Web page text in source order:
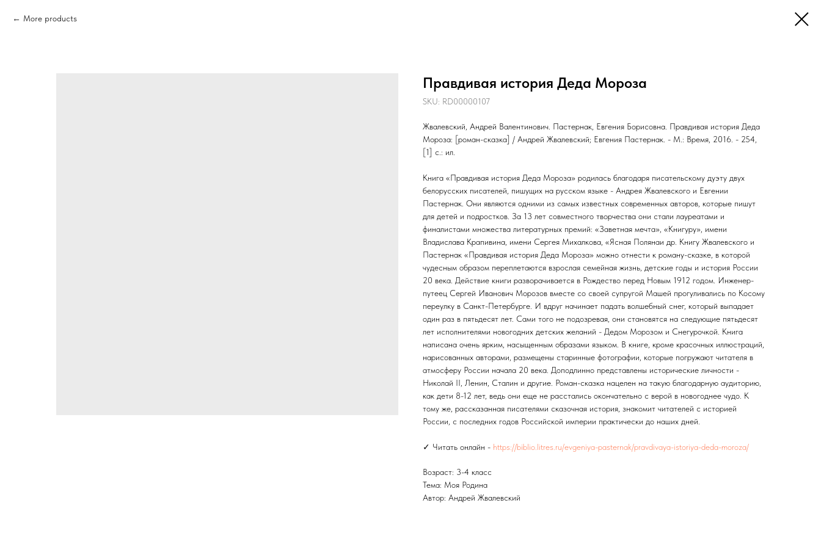
More products
Правдивая история Деда Мороза
SKU: RD00000107
Жвалевский, Андрей Валентинович. Пастернак, Евгения Борисовна. Правдивая история Деда
Мороза: [роман-сказка] / Андрей Жвалевский; Евгения Пастернак. - М.: Время, 2016. - 254,
[1] с.: ил.
Книга «Правдивая история Деда Мороза» родилась благодаря писательскому дуэту двух
белорусских писателей, пишущих на русском языке - Андрея Жвалевского и Евгении
Пастернак. Они являются одними из самых известных современных авторов, которые пишут
для детей и подростков. За 13 лет совместного творчества они стали лауреатами и
финалистами множества литературных премий: «Заветная мечта», «Книгуру», имени
Владислава Крапивина, имени Сергея Михалкова, «Ясная Полянаи др. Книгу Жвалевского и
Пастернак «Правдивая история Деда Мороза» можно отнести к роману-сказке, в которой
чудесным образом переплетаются взрослая семейная жизнь, детские годы и история России
20 века. Действие книги разворачивается в Рождество перед Новым 1912 годом. Инженер-
путеец Сергей Иванович Морозов вместе со своей супругой Машей прогуливались по Косому
переулку в Санкт-Петербурге. И вдруг начинает падать волшебный снег, который выпадает
один раз в пятьдесят лет. Сами того не подозревая, они становятся на следующие пятьдесят
лет исполнителями новогодних детских желаний - Дедом Морозом и Снегурочкой. Книга
написана очень ярким, насыщенным образами языком. В книге, кроме красочных иллюстраций,
нарисованных авторами, размещены старинные фотографии, которые погружают читателя в
атмосферу России начала 20 века. Доподлинно представлены исторические личности -
Николай II, Ленин, Сталин и другие. Роман-сказка нацелен на такую благодарную аудиторию,
как дети 8-12 лет, ведь они еще не расстались окончательно с верой в новогоднее чудо. К
тому же, рассказанная писателями сказочная история, знакомит читателей с историей
России, с последних годов Российской империи практически до наших дней.
✓ Читать онлайн - https://biblio.litres.ru/evgeniya-pasternak/pravdivaya-istoriya-deda-moroza/
Возраст: 3-4 класс
Тема: Моя Родина
Автор: Андрей Жвалевский